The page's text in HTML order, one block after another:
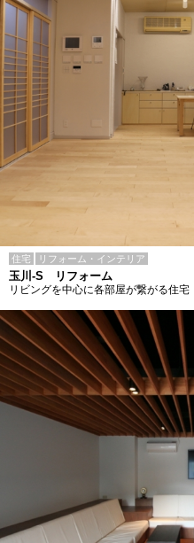
住宅 リフォーム・インテリア
玉川-S リフォーム
リビングを中心に各部屋が繋がる住宅